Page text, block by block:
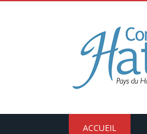
ACCUEIL